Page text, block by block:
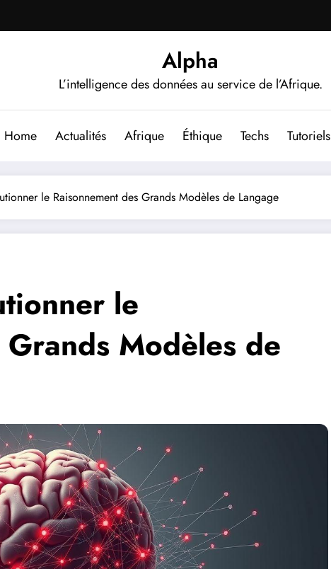
Alpha
L’intelligence des données au service de l’Afrique.
Home Actualités Afrique Éthique Techs Tutoriels
le Raisonnement des Grands Modèles de Langage
le
Modèles de